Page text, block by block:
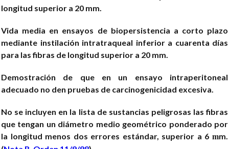
longitud superior a 20 mm.
Vida media en ensayos de biopersistencia a corto plazo
mediante instilación intratraqueal inferior a cuarenta días
para las fibras de longitud superior a 20 mm.
Demostración de que en un ensayo intraperitoneal
adecuado no den pruebas de carcinogenicidad excesiva.
No se incluyen en la lista de sustancias peligrosas las fibras
que tengan un diámetro medio geométrico ponderado por
la longitud menos dos errores estándar, superior a 6 mm.